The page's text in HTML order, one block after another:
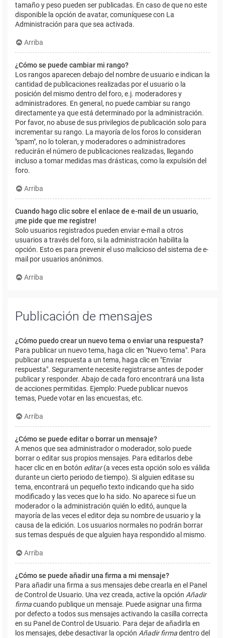
tamaño y peso pueden ser publicadas. En caso de que no este
disponible la opción de avatar, comuníquese con La
Administración para que sea activada.
Arriba
¿Cómo se puede cambiar mi rango?
Los rangos aparecen debajo del nombre de usuario e indican la
cantidad de publicaciones realizadas por el usuario o la
posición del mismo dentro del foro, e.j. moderadores y
administradores. En general, no puede cambiar su rango
directamente ya que está determinado por la administración.
Por favor, no abuse de sus privilegios de publicación solo para
incrementar su rango. La mayoría de los foros lo consideran
"spam", no lo toleran, y moderadores o administradores
reducirán el número de publicaciones realizadas, llegando
incluso a tomar medidas mas drásticas, como la expulsión del
foro.
Arriba
Cuando hago clic sobre el enlace de e-mail de un usuario,
¡me pide que me registre!
Solo usuarios registrados pueden enviar e-mail a otros
usuarios a través del foro, si la administración habilita la
opción. Esto es para prevenir el uso malicioso del sistema de e-
mail por usuarios anónimos.
Arriba
Publicación de mensajes
¿Cómo puedo crear un nuevo tema o enviar una respuesta?
Para publicar un nuevo tema, haga clic en "Nuevo tema". Para
publicar una respuesta a un tema, haga clic en "Enviar
respuesta". Seguramente necesite registrarse antes de poder
publicar y responder. Abajo de cada foro encontrará una lista
de acciones permitidas. Ejemplo: Puede publicar nuevos
temas, Puede votar en las encuestas, etc.
Arriba
¿Cómo se puede editar o borrar un mensaje?
A menos que sea administrador o moderador, solo puede
borrar o editar sus propios mensajes. Para editarlos debe
hacer clic en en botón editar(a veces esta opción solo es válida
durante un cierto periodo de tiempo). Si alguien editase su
tema, encontrará un pequeño texto indicando que ha sido
modificado y las veces que lo ha sido. No aparece si fue un
moderador o la administración quién lo editó, aunque la
mayoría de las veces el editor deja su nombre de usuario y la
causa de la edición. Los usuarios normales no podrán borrar
sus temas después de que alguien haya respondido al mismo.
Arriba
¿Cómo se puede añadir una firma a mi mensaje?
Para añadir una firma a sus mensajes debe crearla en el Panel
de Control de Usuario. Una vez creada, active la opción Añadir
firmacuando publique un mensaje. Puede asignar una firma
por defecto a todos sus mensajes activando la casilla correcta
en su Panel de Control de Usuario. Para dejar de añadirla en
los mensajes, debe desactivar la opción Añadir firmadentro del